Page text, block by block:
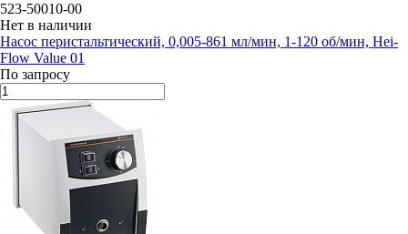
523-50010-00
Нет в наличии
Насос перистальтический, 0,005-861 мл/мин, 1-120 об/мин, Hei-
Flow Value 01
По запросу